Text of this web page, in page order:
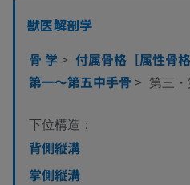
獣医解剖学
骨 学 > 付属骨格［属性骨格
第一～第五中手骨 > 第三・
下位構造：
背側縦溝
掌側縦溝